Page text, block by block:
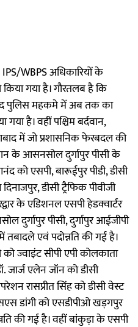
IPS/WBPS अधिकारियों के
गया है। गौरतलब है कि
पुलिस महकमे में अब तक का
है। वहीं पश्चिम बर्दवान,
में जो प्रशासनिक फेरबदल की
के आसनसोल दुर्गापुर पीसी के
को एसपी, बारूईपुर पीडी, डीसी
डीसी ट्रैफिक पीवीजी
के एडिशनल एसपी हेडक्वार्टर
दुर्गापुर पीसी, दुर्गापुर आईजीपी
एवं पदोन्नति की गई है।
ज्वाइंट सीपी एपी कोलकाता
जार्ज एलेन जॉन को डीसी
रासप्रीत सिंह को डीसी वेस्ट
डांगी को एसडीपीओ खड़गपुर
की गई है। वहीं बांकुड़ा के एसपी